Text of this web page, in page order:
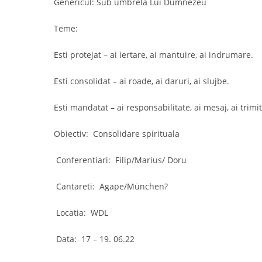
Teme:
Esti protejat – ai iertare, ai mantuire, ai indrumare.
Esti consolidat – ai roade, ai daruri, ai slujbe.
Esti mandatat – ai responsabilitate, ai mesaj, ai
Obiectiv:  Consolidare spirituala
Conferentiari:  Filip/Marius/ Doru
Cantareti:  Agape/München?
Data:  17 – 19. 06.22